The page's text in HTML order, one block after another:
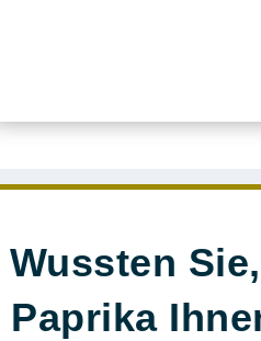
Wussten
Paprika